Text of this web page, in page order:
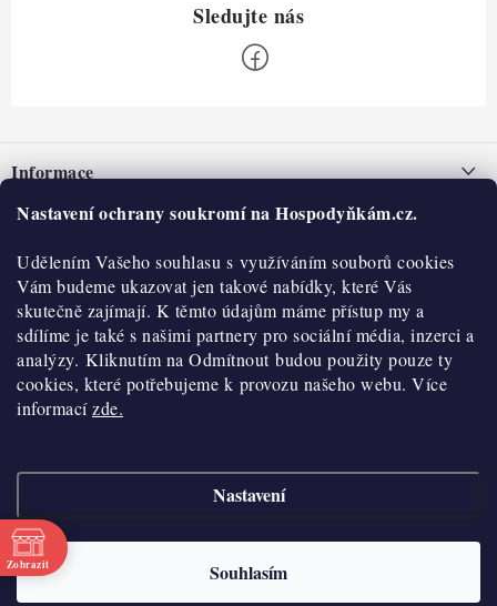
Nastavení ochrany soukromí na Hospodyňkám.cz.
Udělením Vašeho souhlasu s využíváním souborů cookies
Vám budeme ukazovat jen takové nabídky, které Vás
skutečně zajímají. K těmto údajům máme přístup my a
sdílíme je také s našimi partnery pro sociální média, inzerci a
analýzy. Kliknutím na Odmítnout budou použity pouze ty
cookies, které potřebujeme k provozu našeho webu. Více
informacízde.
Nastavení
Souhlasím
pInformace
Nepřevzetí zásilky na dobírku
Obchodní podmínky
Hodnocení obchodu
Blog
Moje objednávka
O nás
Historie
Kontakty
O nákupu
Reklamace a vratky
Výdejní místa
Velkoobchod
Vytvořil Shoptet
Copyright 2026
cookies
Zobrazit